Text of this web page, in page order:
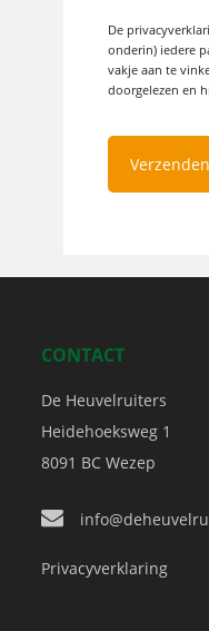
De
onderin) iedere
vakje aan te
doorgelezen en
CONTACT
De Heuvelruiters
Heidehoeksweg 1
8091 BC Wezep
Privacyverklaring